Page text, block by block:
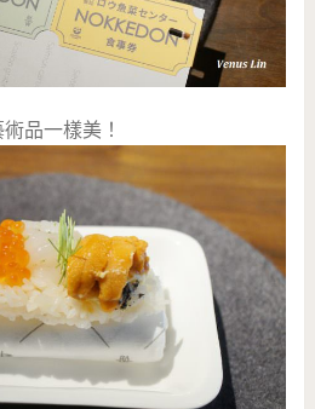
品一樣美！